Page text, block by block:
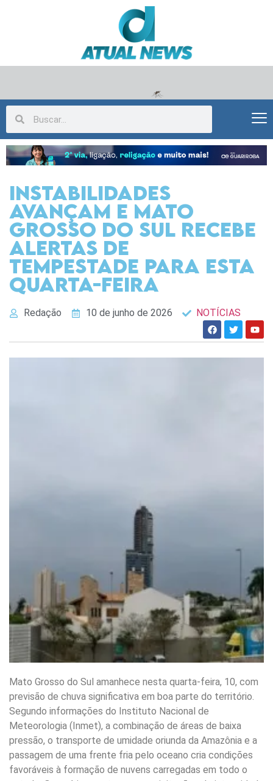
Instabilidades
avançam e Mato
Grosso do Sul recebe
alertas de
tempestade para esta
quarta-feira
Redação 10 de junho de 2026 NOTÍCIAS
Mato Grosso do Sul amanhece nesta quarta-feira, 10, com
previsão de chuva significativa em boa parte do território.
Segundo informações do Instituto Nacional de
Meteorologia (Inmet), a combinação de áreas de baixa
pressão, o transporte de umidade oriunda da Amazônia e a
passagem de uma frente fria pelo oceano cria condições
favoráveis à formação de nuvens carregadas em todo o